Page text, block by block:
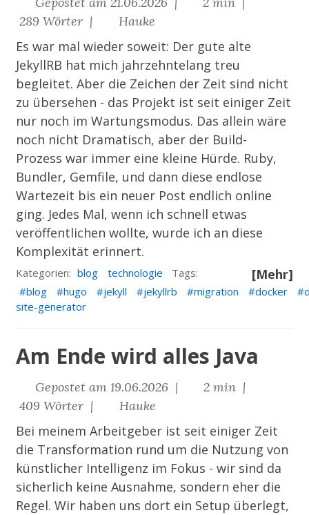
289 Wörter |
Hauke
Es war mal wieder soweit: Der gute alte
JekyllRB hat mich jahrzehntelang treu
begleitet. Aber die Zeichen der Zeit sind nicht
zu übersehen - das Projekt ist seit einiger Zeit
nur noch im Wartungsmodus. Das allein wäre
noch nicht Dramatisch, aber der Build-
Prozess war immer eine kleine Hürde. Ruby,
Bundler, Gemfile, und dann diese endlose
Wartezeit bis ein neuer Post endlich online
ging. Jedes Mal, wenn ich schnell etwas
veröffentlichen wollte, wurde ich an diese
Komplexität erinnert.
[Mehr]
Kategorien: blog technologie
Tags:
blog
hugo jekyll jekyllrb migration docker
site-generator
Am Ende wird alles Java
Gepostet am 19.06.2026 |
2 min |
409 Wörter |
Hauke
Bei meinem Arbeitgeber ist seit einiger Zeit
die Transformation rund um die Nutzung von
künstlicher Intelligenz im Fokus - wir sind da
sicherlich keine Ausnahme, sondern eher die
Regel. Wir haben uns dort ein Setup überlegt,